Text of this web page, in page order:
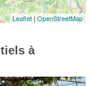
Leaflet|OpenStreetMap
à